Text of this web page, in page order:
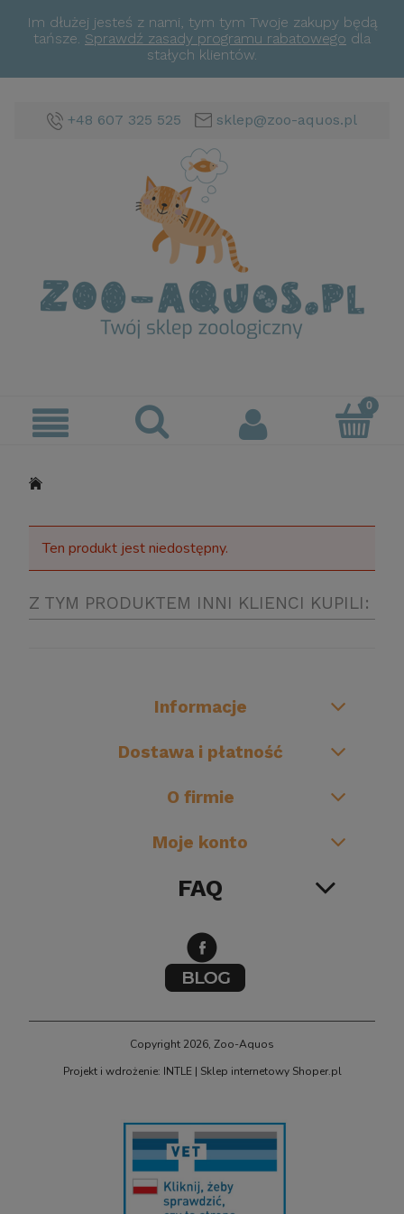
Im dłużej jesteś z nami, tym tym Twoje zakupy będą
tańsze. Sprawdź zasady programu rabatowego dla
stałych klientów.
+48 607 325 525 sklep@zoo-aquos.pl
CPF-2500 Samoczyszczący FILTR Ciśnieniowy
11W do 6000L
powiadom o dostępności
Ten produkt jest niedostępny.
Z TYM PRODUKTEM INNI KLIENCI KUPILI:
Informacje
Dostawa i płatność
O firmie
Moje konto
FAQ
Copyright 2026, Zoo-Aquos
Projekt i wdrożenie: INTLE| Sklep internetowy Shoper.pl